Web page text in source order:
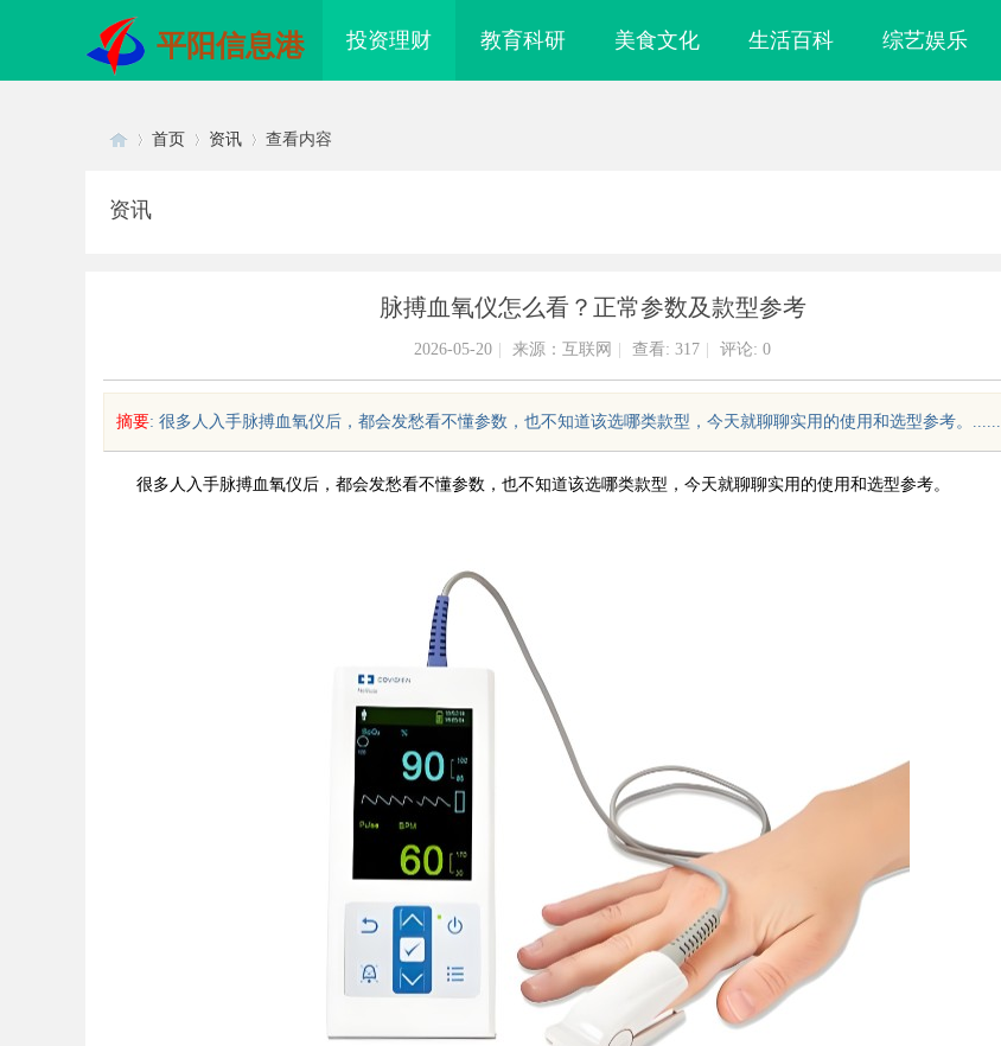
平阳信息港 投资理财 教育科研 美食文化 生活百科 综艺娱乐
首页 资讯 查看内容
资讯
脉搏血氧仪怎么看？正常参数及款型参考
2026-05-20 来源：互联网 查看: 317 评论: 0
摘要: 很多人入手脉搏血氧仪后，都会发愁看不懂参数，也不知道该选哪类款型，今天就聊聊实用的使用和选型参考。......
很多人入手脉搏血氧仪后，都会发愁看不懂参数，也不知道该选哪类款型，今天就聊聊实用的使用和选型参考。
知，筑牢工矿机器狗全域巡检识别能